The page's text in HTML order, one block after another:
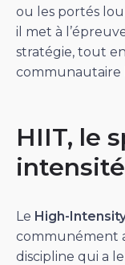
ou les portés
il met à
stratégie, tout
communautaire
HIIT, le
intensité
Le High-
communément
discipline qui a